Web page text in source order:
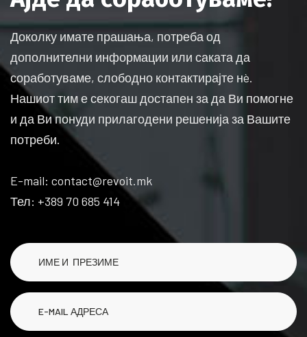
Доколку имате прашања, потреба од
дополнителни информации или саката да
соработуваме, слободно контактирајте нè.
Нашиот тим е секогаш достапен за да Ви помогне
и да Ви понуди прилагодени решенија за Вашите
потреби.
E-mail: contact@revoit.mk
Тел: +389 70 685 414